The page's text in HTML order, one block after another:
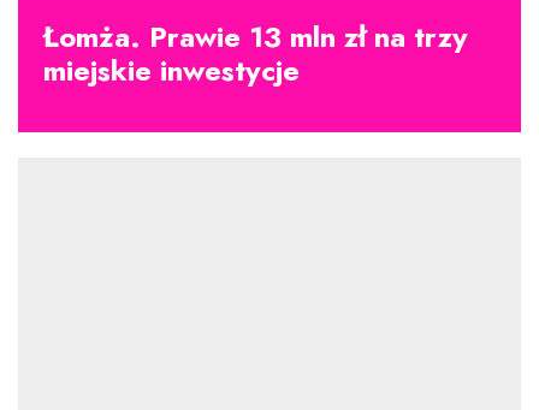
Łomża. Prawie 13 mln zł na trzy
miejskie inwestycje